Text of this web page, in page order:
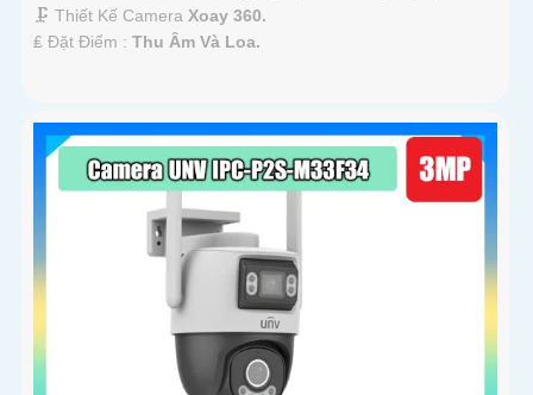
🗜️ Thiết Kế Camera Xoay 360.
️₤ Đặt Điểm : Thu Âm Và Loa.